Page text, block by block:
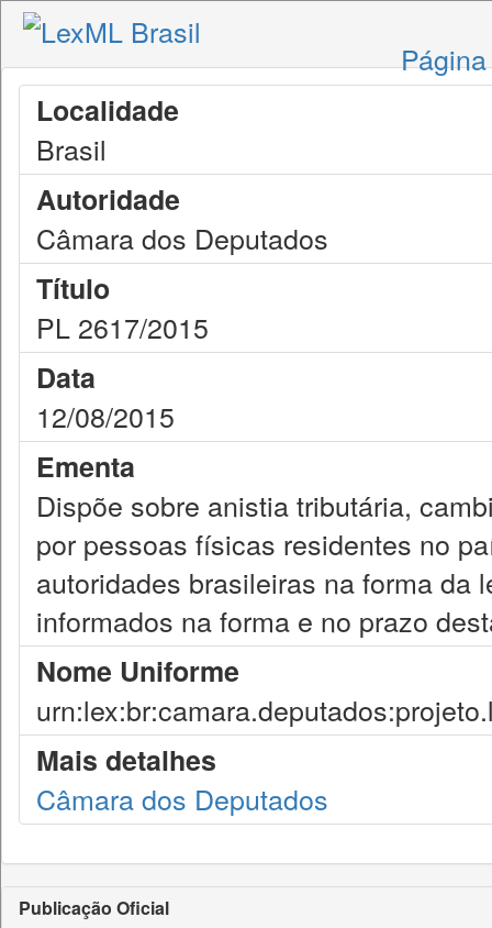
Localidade
Brasil
Autoridade
Câmara dos Deputados
Título
PL 2617/2015
Data
12/08/2015
Ementa
Dispõe sobre anistia tributária,
por pessoas físicas residentes no
autoridades brasileiras na forma da
informados na forma e no prazo
Nome Uniforme
Mais detalhes
Câmara dos Deputados
Publicação Oficial